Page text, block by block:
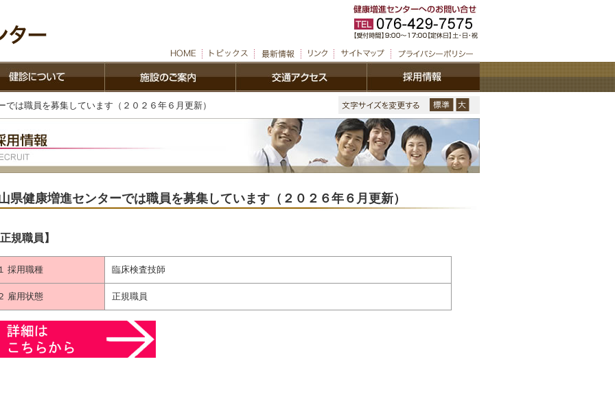
は職員を募集しています（２０２６年６月更新）
県健康増進センターでは職員を募集しています（２０２６年６月更新）
規職員】
採用職種 臨床検査技師
雇用状態 正規職員